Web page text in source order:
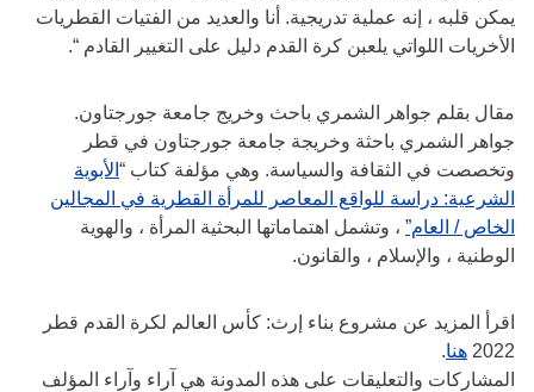
يمكن قلبه ، إنه عملية تدريجية. أنا والعديد من الفتيات القطريات
الأخريات اللواتي يلعبن كرة القدم دليل على التغيير القادم “.
مقال بقلم جواهر الشمري باحث وخريج جامعة جورجتاون.
جواهر الشمري باحثة وخريجة جامعة جورجتاون في قطر
وتخصصت في الثقافة والسياسة. وهي مؤلفة كتاب “ الأبوية
الشرعية: دراسة للواقع المعاصر للمرأة القطرية في المجالين
الخاص / العام” ، وتشمل اهتماماتها البحثية المرأة ، والهوية
الوطنية ، والإسلام ، والقانون.
اقرأ المزيد عن مشروع بناء إرث: كأس العالم لكرة القدم قطر
2022 هنا.
المشاركات والتعليقات على هذه المدونة هي آراء وآراء المؤلف